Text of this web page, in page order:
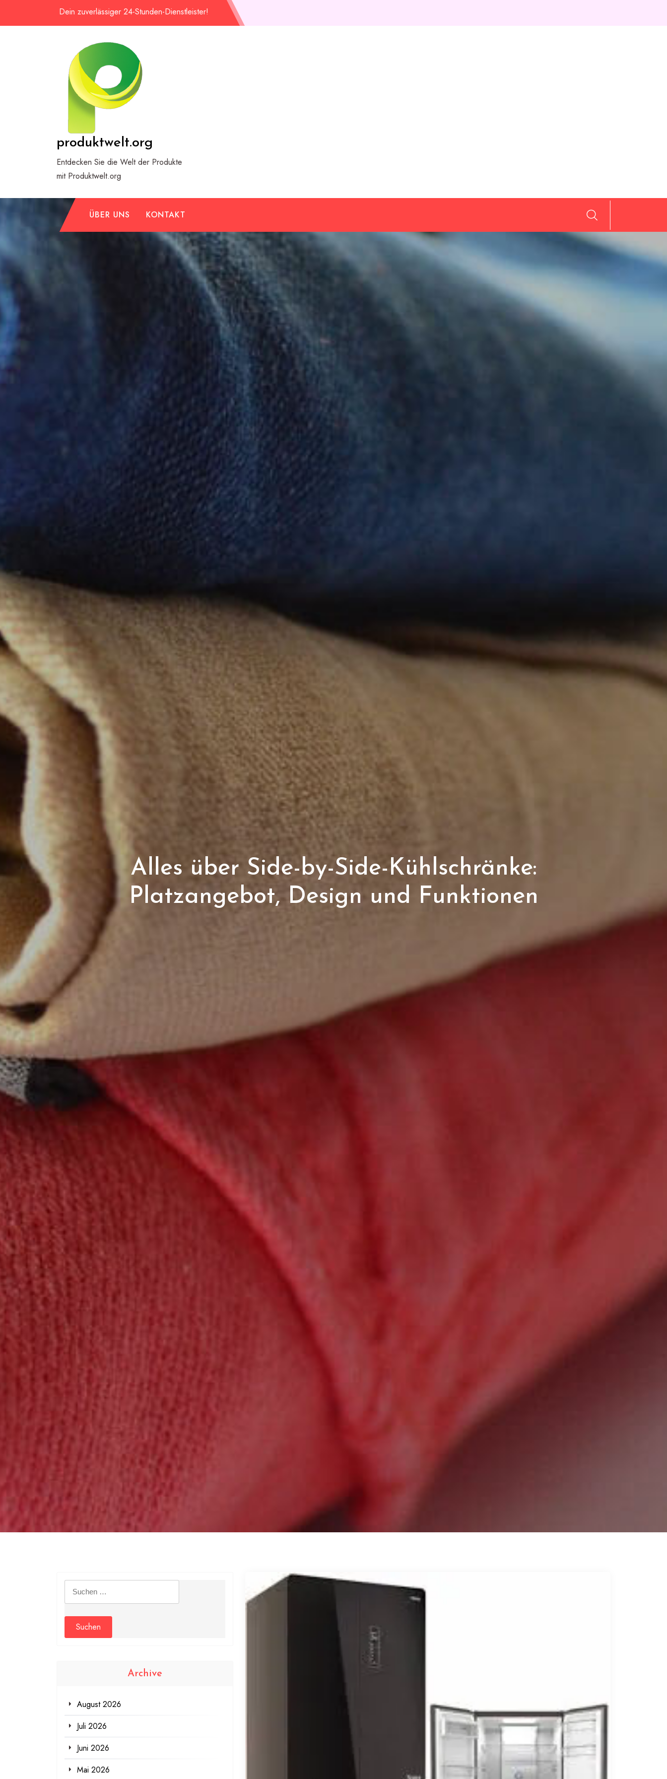
Dein zuverlässiger 24-Stunden-Dienstleister!
produktwelt.org
Entdecken Sie die Welt der Produkte
mit Produktwelt.org
ÜBER UNS KONTAKT
Alles über Side-by-Side-Kühlschränke:
Platzangebot, Design und Funktionen
Suchen
nach:
Archive
August 2026
Juli 2026
Juni 2026
Mai 2026